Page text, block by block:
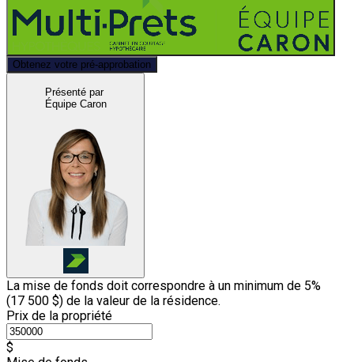
Obtenez votre pré-approbation
Présenté par
Équipe Caron
La mise de fonds doit correspondre à un minimum de 5%
(17 500 $) de la valeur de la résidence.
Prix de la propriété
$